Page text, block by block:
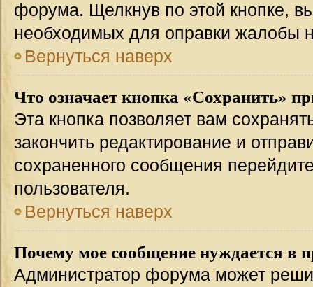
форума. Щелкнув по этой кнопке,
необходимых для оправки жалобы
Вернуться наверх
Что означает кнопка «Сохранить»
Эта кнопка позволяет вам
закончить редактирование и
сохраненного сообщения
пользователя.
Вернуться наверх
Почему мое сообщение нуждается в
Администратор форума может